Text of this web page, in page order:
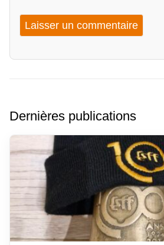
Dernières publications